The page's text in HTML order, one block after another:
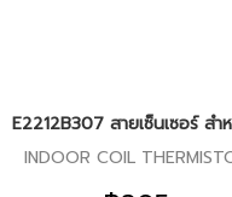
E2212B307 สายเซ็นเซอร์ สำ
INDOOR COIL